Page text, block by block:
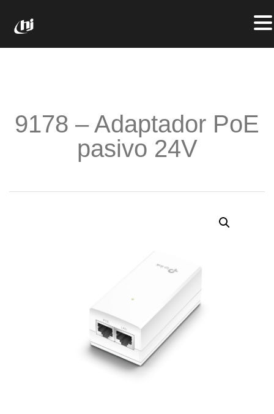
9178 – Adaptador PoE
pasivo 24V